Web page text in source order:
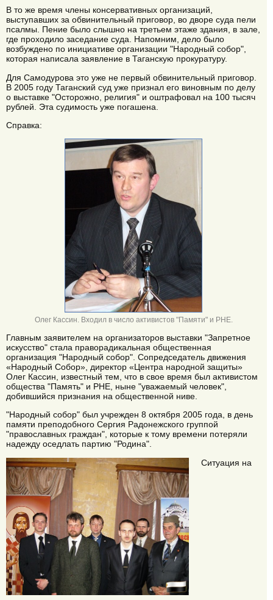
В то же время члены консервативных организаций,
выступавших за обвинительный приговор, во дворе суда пели
псалмы. Пение было слышно на третьем этаже здания, в зале,
где проходило заседание суда. Напомним, дело было
возбуждено по инициативе организации "Народный собор",
которая написала заявление в Таганскую прокуратуру.
Для Самодурова это уже не первый обвинительный приговор.
В 2005 году Таганский суд уже признал его виновным по делу
о выставке "Осторожно, религия" и оштрафовал на 100 тысяч
рублей. Эта судимость уже погашена.
Справка:
Олег Кассин. Входил в число активистов "Памяти" и РНЕ.
Главным заявителем на организаторов выставки "Запретное
искусство" стала праворадикальная общественная
организация "Народный собор". Сопредседатель движения
«Народный Собор», директор «Центра народной защиты»
Олег Кассин, известный тем, что в свое время был активистом
общества "Память" и РНЕ, ныне "уважаемый человек",
добившийся признания на общественной ниве.
"Народный собор" был учрежден 8 октября 2005 года, в день
памяти преподобного Сергия Радонежского группой
"православных граждан", которые к тому времени потеряли
надежду оседлать партию "Родина".
Ситуация на